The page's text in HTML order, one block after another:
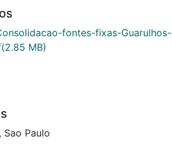
fontes-fixas-Guarulhos-
(2.85 MB)
Sao Paulo